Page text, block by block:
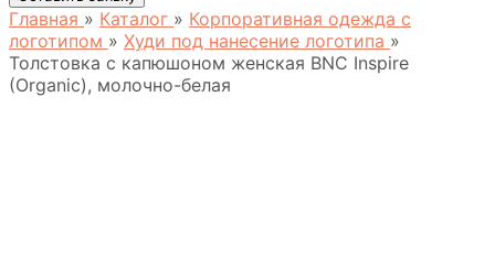
Главная » Каталог » Корпоративная одежда с
логотипом » Худи под нанесение логотипа »
Толстовка с капюшоном женская BNC Inspire
(Organic), молочно-белая